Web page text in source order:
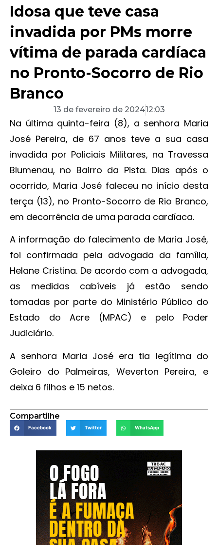
Idosa que teve casa
invadida por PMs morre
vítima de parada cardíaca
no Pronto-Socorro de Rio
Branco
13 de fevereiro de 202412:03
Na última quinta-feira (8), a senhora Maria
José Pereira, de 67 anos teve a sua casa
invadida por Policiais Militares, na Travessa
Blumenau, no Bairro da Pista. Dias após o
ocorrido, Maria José faleceu no início desta
terça (13), no Pronto-Socorro de Rio Branco,
em decorrência de uma parada cardíaca.
A informação do falecimento de Maria José,
foi confirmada pela advogada da família,
Helane Cristina. De acordo com a advogada,
as medidas cabíveis já estão sendo
tomadas por parte do Ministério Público do
Estado do Acre (MPAC) e pelo Poder
Judiciário.
A senhora Maria José era tia legítima do
Goleiro do Palmeiras, Weverton Pereira, e
deixa 6 filhos e 15 netos.
Compartilhe
Facebook Twitter WhatsApp